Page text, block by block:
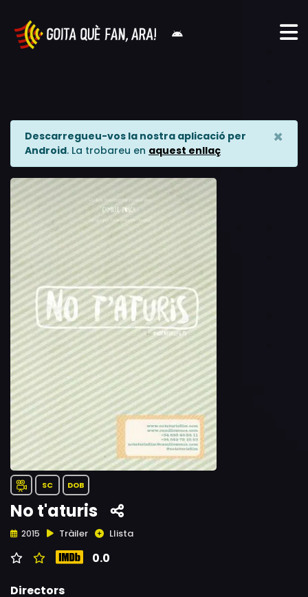
Descarregueu-vos la nostra aplicació per
Android. La trobareu en aquest enllaç
×
SC DOB
No t'aturis
2015 Tràiler Llista
0.0
Directors